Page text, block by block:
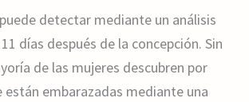
detectar mediante un análisis
días después de la concepción. Sin
de las mujeres descubren por
están embarazadas mediante una